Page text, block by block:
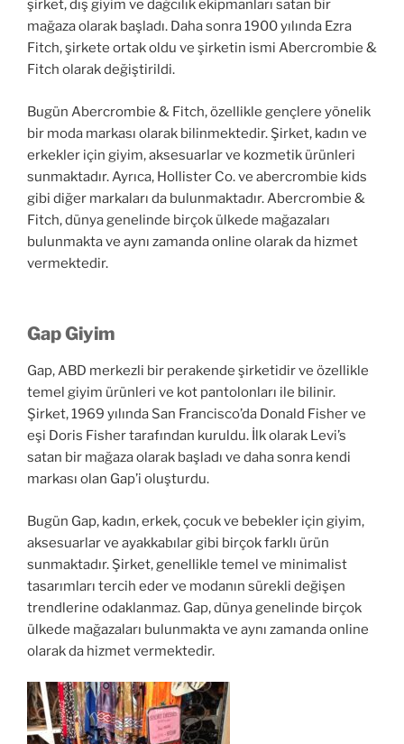
şirket, dış giyim ve dağcılık ekipmanları satan bir
mağaza olarak başladı. Daha sonra 1900 yılında Ezra
Fitch, şirkete ortak oldu ve şirketin ismi Abercrombie &
Fitch olarak değiştirildi.
Bugün Abercrombie & Fitch, özellikle gençlere yönelik
bir moda markası olarak bilinmektedir. Şirket, kadın ve
erkekler için giyim, aksesuarlar ve kozmetik ürünleri
sunmaktadır. Ayrıca, Hollister Co. ve abercrombie kids
gibi diğer markaları da bulunmaktadır. Abercrombie &
Fitch, dünya genelinde birçok ülkede mağazaları
bulunmakta ve aynı zamanda online olarak da hizmet
vermektedir.
Gap Giyim
Gap, ABD merkezli bir perakende şirketidir ve özellikle
temel giyim ürünleri ve kot pantolonları ile bilinir.
Şirket, 1969 yılında San Francisco’da Donald Fisher ve
eşi Doris Fisher tarafından kuruldu. İlk olarak Levi’s
satan bir mağaza olarak başladı ve daha sonra kendi
markası olan Gap’i oluşturdu.
Bugün Gap, kadın, erkek, çocuk ve bebekler için giyim,
aksesuarlar ve ayakkabılar gibi birçok farklı ürün
sunmaktadır. Şirket, genellikle temel ve minimalist
tasarımları tercih eder ve modanın sürekli değişen
trendlerine odaklanmaz. Gap, dünya genelinde birçok
ülkede mağazaları bulunmakta ve aynı zamanda online
olarak da hizmet vermektedir.